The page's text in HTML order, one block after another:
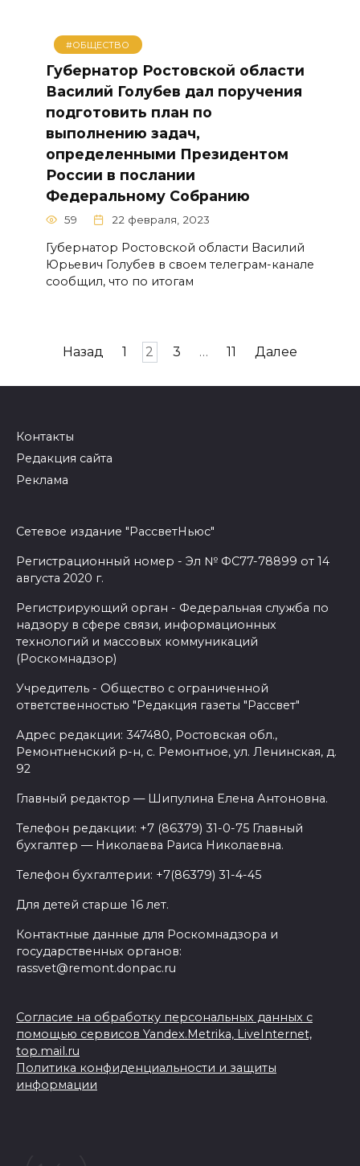
#ОБЩЕСТВО
Губернатор Ростовской области
Василий Голубев дал поручения
подготовить план по
выполнению задач,
определенными Президентом
России в послании
Федеральному Собранию
59 22 февраля, 2023
Губернатор Ростовской области Василий
Юрьевич Голубев в своем телеграм-канале
сообщил, что по итогам
Навигация
записям
Назад 1 2 3 … 11 Далее
Контакты
Редакция сайта
Реклама
Сетевое издание "РассветНьюс"
Регистрационный номер - Эл № ФС77-78899 от 14
августа 2020 г.
Регистрирующий орган - Федеральная служба по
надзору в сфере связи, информационных
технологий и массовых коммуникаций
(Роскомнадзор)
Учредитель - Общество с ограниченной
ответственностью "Редакция газеты "Рассвет"
Адрес редакции: 347480, Ростовская обл.,
Ремонтненский р-н, с. Ремонтное, ул. Ленинская, д.
92
Главный редактор — Шипулина Елена Антоновна.
Телефон редакции: +7 (86379) 31-0-75 Главный
бухгалтер — Николаева Раиса Николаевна.
Телефон бухгалтерии: +7(86379) 31-4-45
Для детей старше 16 лет.
Контактные данные для Роскомнадзора и
государственных органов:
rassvet@remont.donpac.ru
Согласие на обработку персональных данных с
помощью сервисов Yandex.Metrika, LiveInternet,
top.mail.ru
Политика конфиденциальности и защиты
информации